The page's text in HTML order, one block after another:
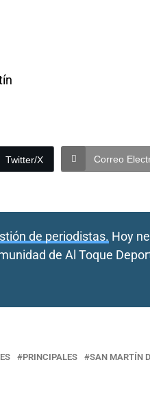
Twitter/X Correo
de periodistas. Hoy
de Al Toque
PRINCIPALES SAN MARTÍN